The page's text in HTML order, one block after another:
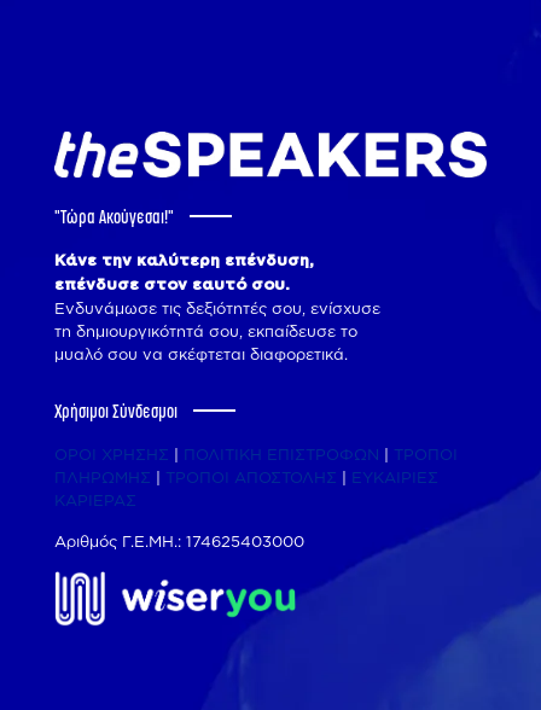
"Tώρα Ακούγεσαι!"
Κάνε την καλύτερη επένδυση,
επένδυσε στον εαυτό σου.
Ενδυνάμωσε τις δεξιότητές σου, ενίσχυσε
τη δημιουργικότητά σου, εκπαίδευσε το
μυαλό σου να σκέφτεται διαφορετικά.
Χρήσιμοι Σύνδεσμοι
ΟΡΟΙ ΧΡΗΣΗΣ ΠΟΛΙΤΙΚΗ ΕΠΙΣΤΡΟΦΩΝ
ΤΡΟΠΟΙ
ΠΛΗΡΩΜΗΣ
ΤΡΟΠΟΙ ΑΠΟΣΤΟΛΗΣ
ΕΥΚΑΙΡΙΕΣ
ΚΑΡΙΕΡΑΣ
Αριθμός Γ.Ε.ΜΗ.: 174625403000